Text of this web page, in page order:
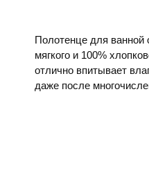
Полотенце для ванной
мягкого и 100%
отлично впитывает
даже после